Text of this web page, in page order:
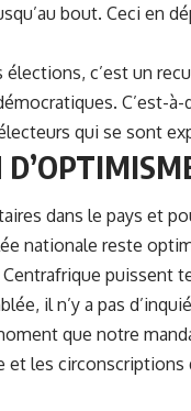
bout. Ceci en
élections, c’est un
C’est-
qui se sont
dans le pays et
nationale reste
puissent
il n’y a pas
que notre
et les